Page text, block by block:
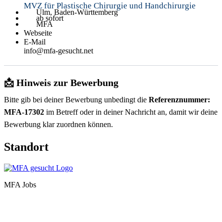
MVZ für Plastische Chirurgie und Handchirurgie
Ulm, Baden-Württemberg
ab sofort
MFA
Webseite
E-Mail
info@mfa-gesucht.net
📩 Hinweis zur Bewerbung
Bitte gib bei deiner Bewerbung unbedingt die Referenznummer:
MFA-17302 im Betreff oder in deiner Nachricht an, damit wir deine
Bewerbung klar zuordnen können.
Standort
MFA Jobs